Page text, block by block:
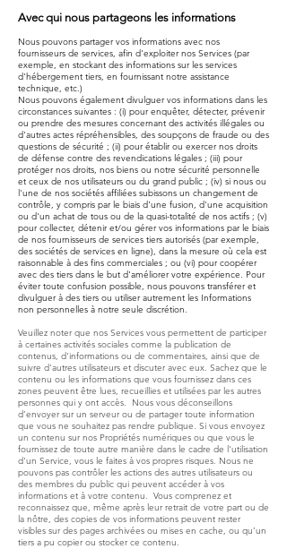
Avec qui nous partageons les informations
Nous pouvons partager vos informations avec nos
fournisseurs de services, afin d'exploiter nos Services (par
exemple, en stockant des informations sur les services
d'hébergement tiers, en fournissant notre assistance
technique, etc.)
Nous pouvons également divulguer vos informations dans les
circonstances suivantes : (i) pour enquêter, détecter, prévenir
ou prendre des mesures concernant des activités illégales ou
d'autres actes répréhensibles, des soupçons de fraude ou des
questions de sécurité ; (ii) pour établir ou exercer nos droits
de défense contre des revendications légales ; (iii) pour
protéger nos droits, nos biens ou notre sécurité personnelle
et ceux de nos utilisateurs ou du grand public ; (iv) si nous ou
l'une de nos sociétés affiliées subissons un changement de
contrôle, y compris par le biais d'une fusion, d'une acquisition
ou d'un achat de tous ou de la quasi-totalité de nos actifs ; (v)
pour collecter, détenir et/ou gérer vos informations par le biais
de nos fournisseurs de services tiers autorisés (par exemple,
des sociétés de services en ligne), dans la mesure où cela est
raisonnable à des fins commerciales ; ou (vi) pour coopérer
avec des tiers dans le but d'améliorer votre expérience. Pour
éviter toute confusion possible, nous pouvons transférer et
divulguer à des tiers ou utiliser autrement les Informations
non personnelles à notre seule discrétion.
Veuillez noter que nos Services vous permettent de participer
à certaines activités sociales comme la publication de
contenus, d'informations ou de commentaires, ainsi que de
suivre d'autres utilisateurs et discuter avec eux. Sachez que le
contenu ou les informations que vous fournissez dans ces
zones peuvent être lues, recueillies et utilisées par les autres
personnes qui y ont accès. Nous vous déconseillons
d’envoyer sur un serveur ou de partager toute information
que vous ne souhaitez pas rendre publique. Si vous envoyez
un contenu sur nos Propriétés numériques ou que vous le
fournissez de toute autre manière dans le cadre de l'utilisation
d'un Service, vous le faites à vos propres risques. Nous ne
pouvons pas contrôler les actions des autres utilisateurs ou
des membres du public qui peuvent accéder à vos
informations et à votre contenu. Vous comprenez et
reconnaissez que, même après leur retrait de votre part ou de
la nôtre, des copies de vos informations peuvent rester
visibles sur des pages archivées ou mises en cache, ou qu’un
tiers a pu copier ou stocker ce contenu.